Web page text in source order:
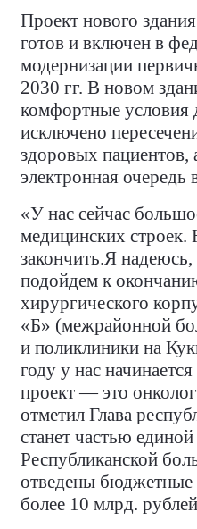
Проект нового
готов и включен в
модернизации
2030 гг. В новом
комфортные условия
исключено
здоровых пациентов,
электронная очередь
«У нас сейчас
медицинских строек.
закончить.Я
подойдем к
хирургического
«Б» (межрайонной
и поликлиники на
году у нас
проект — это
отметил Глава
станет частью
Республиканской
отведены бюджетные
более 10 млрд.